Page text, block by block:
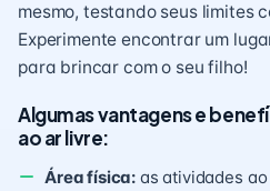
mesmo, testando seus limites
Experimente encontrar um
para brincar com o seu filho!
Algumas vantagens e
ao ar livre:
Área física: as atividades